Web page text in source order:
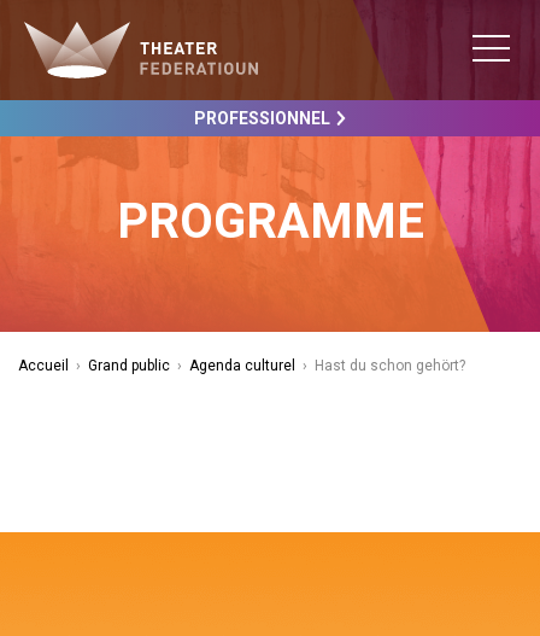
PROFESSIONNEL
PROGRAMME
Accueil › Grand public › Agenda culturel › Hast du schon gehört?